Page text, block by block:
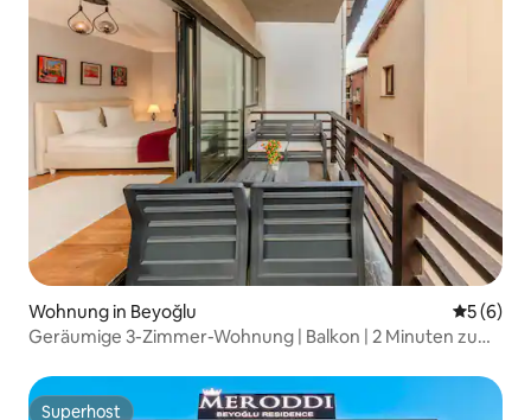
Wohnung in Beyoğlu
5 (6)
Geräumige 3-Zimmer-Wohnung | Balkon | 2 Minuten zum
Superhost